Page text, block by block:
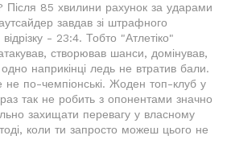
Після 85 хвилини рахунок за ударами
завдав зі штрафного
- 23:4. Тобто "Атлетіко"
створював шанси, домінував,
одно наприкінці ледь не втратив бали.
не по-чемпіонські. Жоден топ-клуб у
так не робить з опонентами значно
захищати перевагу у власному
коли ти запросто можеш цього не